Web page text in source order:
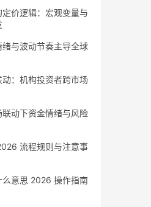
价逻辑：宏观变量与
与波动节奏主导全球
：机构投资者跨市场
动下资金情绪与风险
流程规则与注意事
么意思 2026 操作指南